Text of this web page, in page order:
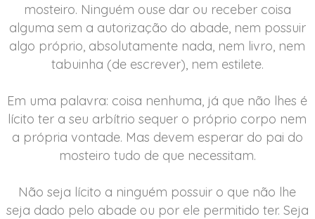
mosteiro. Ninguém ouse dar ou receber coisa
alguma sem a autorização do abade, nem possuir
algo próprio, absolutamente nada, nem livro, nem
tabuinha (de escrever), nem estilete.
Em uma palavra: coisa nenhuma, já que não lhes é
lícito ter a seu arbítrio sequer o próprio corpo nem
a própria vontade. Mas devem esperar do pai do
mosteiro tudo de que necessitam.
Não seja lícito a ninguém possuir o que não lhe
seja dado pelo abade ou por ele permitido ter. Seja